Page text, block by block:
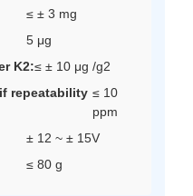
≤ ± 3 mg
5 μg
K2:≤ ± 10 μg /g2
repeatability ≤ 10
ppm
± 12 ~ ± 15V
≤ 80 g